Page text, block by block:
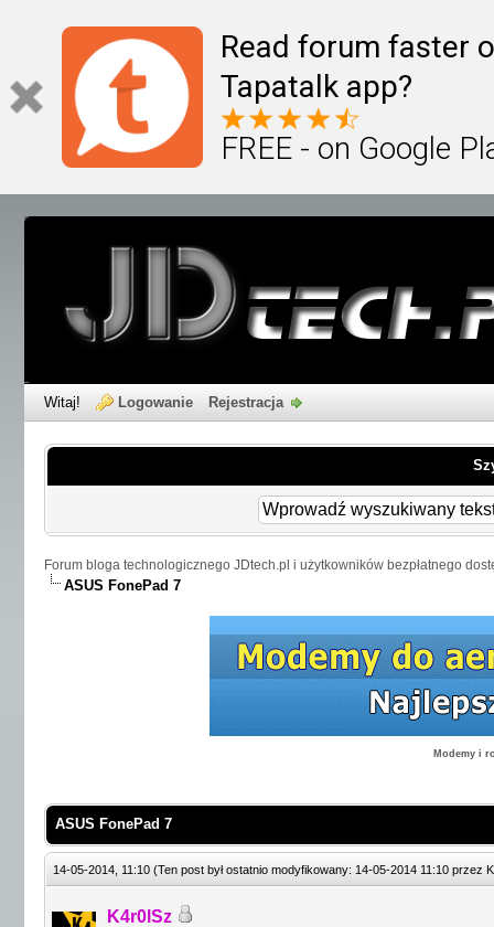
Read forum faster
Tapatalk app?
FREE - on Google
Witaj! Logowanie Rejestracja
Forum bloga technologicznego JDtech.pl i użytkowników bezpłatnego
ASUS FonePad 7
Modemy i
ASUS FonePad 7
14-05-2014, 11:10 (Ten post był ostatnio modyfikowany: 14-05-2014 11:10 przez
K4r0lSz